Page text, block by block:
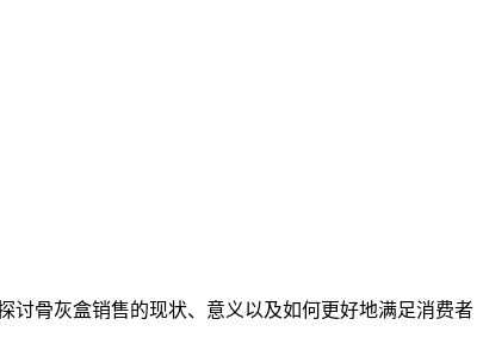
讨骨灰盒销售的现状、意义以及如何更好地满足消费者